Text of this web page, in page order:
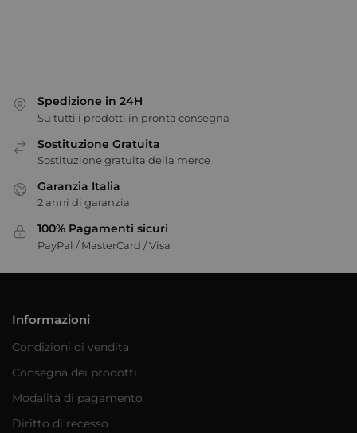
Spedizione in 24H
Su tutti i prodotti in pronta consegna
Sostituzione Gratuita
Sostituzione gratuita della merce
Garanzia Italia
2 anni di garanzia
100% Pagamenti sicuri
PayPal / MasterCard / Visa
Informazioni
Condizioni di vendita
Consegna dei prodotti
Modalità di pagamento
Diritto di recesso